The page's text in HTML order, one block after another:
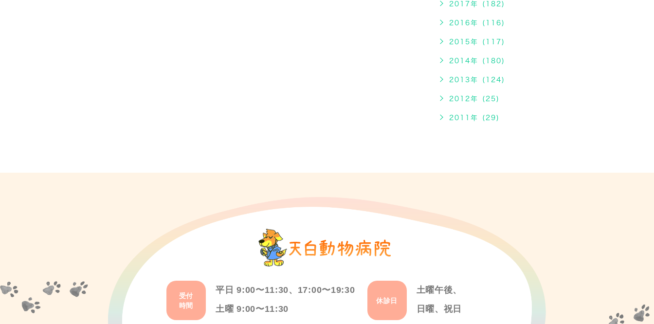
2017年 (182)
2016年 (116)
2015年 (117)
2014年 (180)
2013年 (124)
2012年 (25)
2011年 (29)
受付
時間
平日 9:00〜11:30、17:00〜19:30
土曜 9:00〜11:30
休診日
土曜午後、
日曜、祝日